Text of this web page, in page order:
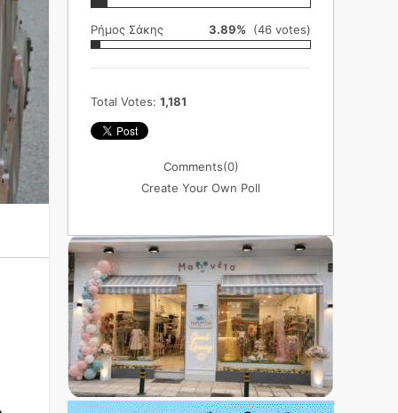
Ρήμος Σάκης 3.89% (46 votes)
Total Votes: 1,181
Comments(0)
Create Your Own Poll